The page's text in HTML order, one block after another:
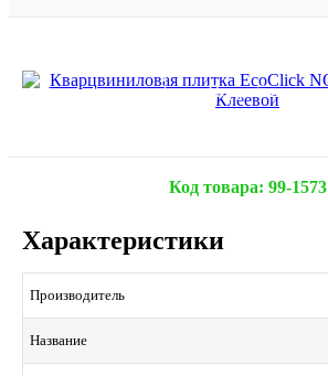
Подробнее
Код товара: 99-1573
Характеристики
Производитель
Название